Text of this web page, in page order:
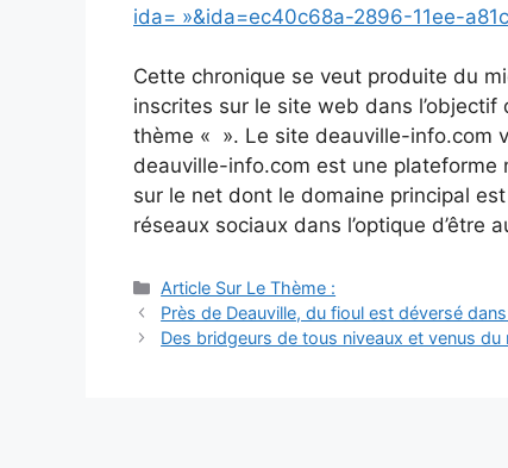
ida= »&ida=ec40c68a-2896-11ee-
Cette chronique se veut produite du
inscrites sur le site web dans
thème « ». Le site deauville-info.com
deauville-info.com est une
sur le net dont le domaine principal
réseaux sociaux dans l’optique d’être
Catégories
Article Sur Le Thème :
Navigation
des
Près de Deauville, du fioul est déversé dans
Des bridgeurs de tous niveaux et venus